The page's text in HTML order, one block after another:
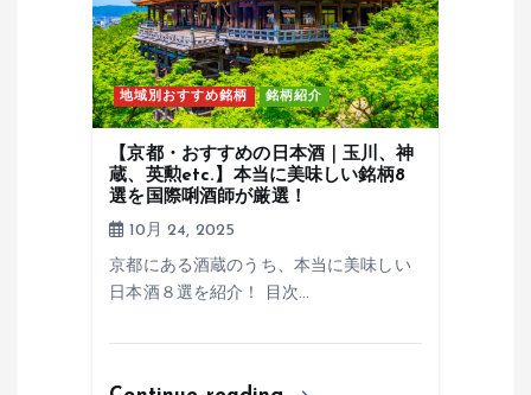
地域別おすすめ銘柄 銘柄紹介
【京都・おすすめの日本酒｜玉川、神
蔵、英勲etc.】本当に美味しい銘柄8
選を国際唎酒師が厳選！
10月 24, 2025
京都にある酒蔵のうち、本当に美味しい
日本酒８選を紹介！ 目次…